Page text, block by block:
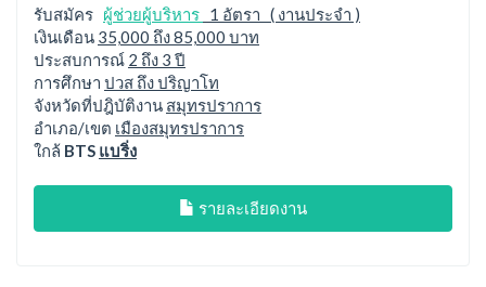
รับสมัคร ผู้ช่วยผู้บริหาร 1 อัตรา ( งานประจำ )
เงินเดือน 35,000 ถึง 85,000 บาท
ประสบการณ์ 2 ถึง 3 ปี
การศึกษา ปวส ถึง ปริญาโท
จังหวัดที่ปฎิบัติงาน สมุทรปราการ
อำเภอ/เขต เมืองสมุทรปราการ
ใกล้ BTS แบริ่ง
รายละเอียดงาน